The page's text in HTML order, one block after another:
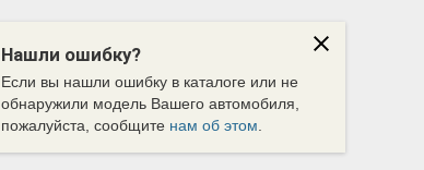
Нашли ошибку?
Если вы нашли ошибку в каталоге или не
обнаружили модель Вашего автомобиля,
пожалуйста, сообщите нам об этом